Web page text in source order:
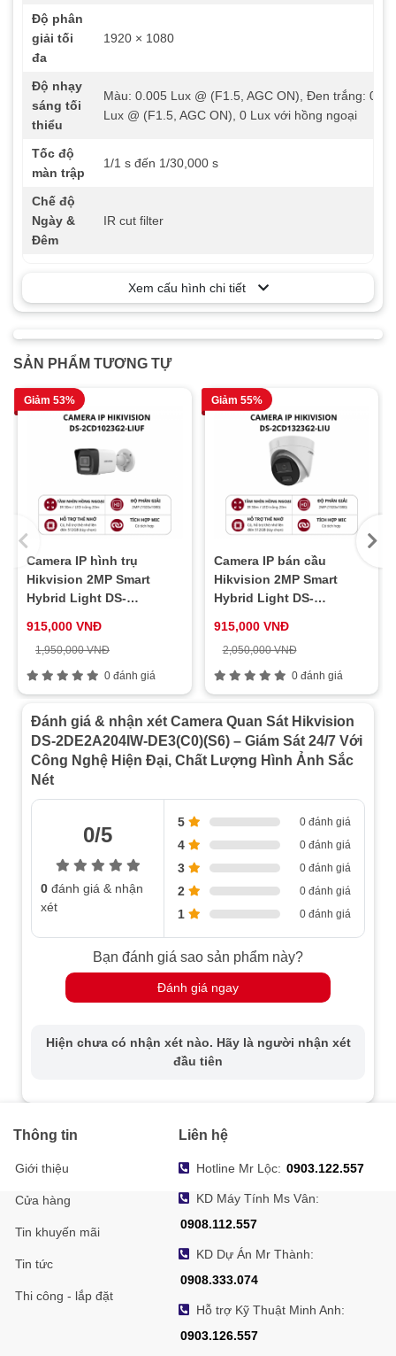
Độ phân
giải tối
đa
1920 × 1080
Độ nhạy
sáng tối
thiểu
Màu: 0.005 Lux @ (F1.5, AGC ON), Đen trắng:
Lux @ (F1.5, AGC ON), 0 Lux với hồng ngoại
Tốc độ
màn trập
1/1 s đến 1/30,000 s
Chế độ
Ngày &
Đêm
IR cut filter
màn trập
Có
Tiêu cự
2.8 đến 12 mm
Góc
nhìn
Ngang: 100.5° đến 32.6°, Dọc: 52.8° đến 18.3°,
120.2° đến 37.5°
Lấy nét
Tự động, bán tự động, thủ công
Tốc độ
zoom
Khoảng 2 giây
Loại ánh
sáng bổ
trợ
Hồng ngoại (IR)
Khoảng
cách
hồng
Ánh
sáng
thông
minh
Có
Bước
xoay
ngang
(Pan)
0° đến 355°
Góc
0° đến 90°
xoay
Có thể cấu hình từ 0.1° đến 100°/s; tốc độ mặc
dọc
Có thể cấu hình từ 0.1° đến 100°/s, tốc độ mặc
Zoom tỉ
Số vị trí
cài sẵn
băng cài
Có
Xem cấu hình chi tiết
SẢN PHẨM TƯƠNG TỰ
Giảm 53%
Camera IP hình trụ
Hikvision 2MP Smart
Hybrid Light DS-
915,000 VNĐ
1,950,000 VNĐ
0 đánh giá
Giảm 55%
Camera IP bán cầu
Hikvision 2MP Smart
Hybrid Light DS-
915,000 VNĐ
2,050,000 VNĐ
0 đánh giá
Đánh giá & nhận xét Camera Quan Sát Hikvision
DS-2DE2A204IW-DE3(C0)(S6) – Giám Sát 24/7 Với
Công Nghệ Hiện Đại, Chất Lượng Hình Ảnh Sắc
Nét
0/5
0 đánh giá & nhận
xét
5 0 đánh giá
4 0 đánh giá
3 0 đánh giá
2 0 đánh giá
1 0 đánh giá
Bạn đánh giá sao sản phẩm này?
Đánh giá ngay
Hiện chưa có nhận xét nào. Hãy là người nhận xét
đầu tiên
Thông tin
Giới thiệu
Cửa hàng
Tin khuyến mãi
Tin tức
Thi công - lắp đặt
Liên hệ
Hotline Mr Lộc: 0903.122.557
KD Máy Tính Ms Vân:
0908.112.557
KD Dự Án Mr Thành:
0908.333.074
Hỗ trợ Kỹ Thuật Minh Anh:
0903.126.557